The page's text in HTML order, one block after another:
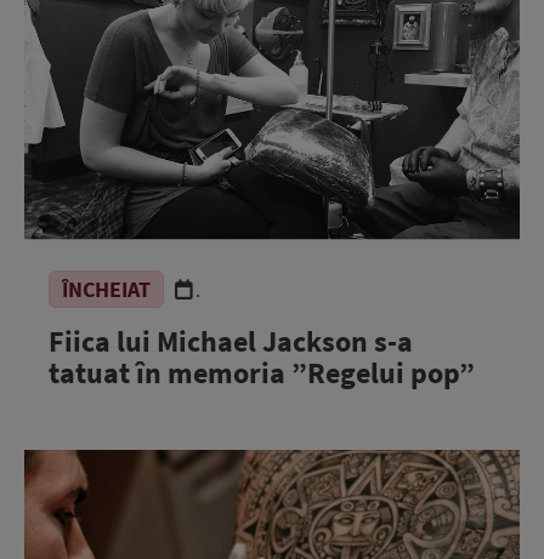
ÎNCHEIAT .
Fiica lui Michael Jackson s-a
tatuat în memoria ”Regelui pop”